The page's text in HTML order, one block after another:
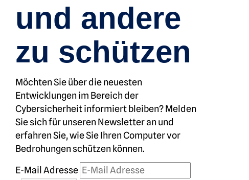
und andere
zu schützen
Möchten Sie über die neuesten
Entwicklungen im Bereich der
Cybersicherheit informiert bleiben? Melden
Sie sich für unseren Newsletter an und
erfahren Sie, wie Sie Ihren Computer vor
Bedrohungen schützen können.
E-Mail Adresse